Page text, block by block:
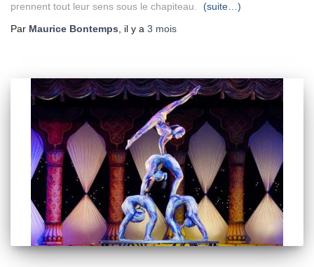
prennent tout leur sens sous le chapiteau.
(suite…)
Par Maurice Bontemps , il y a 3 mois